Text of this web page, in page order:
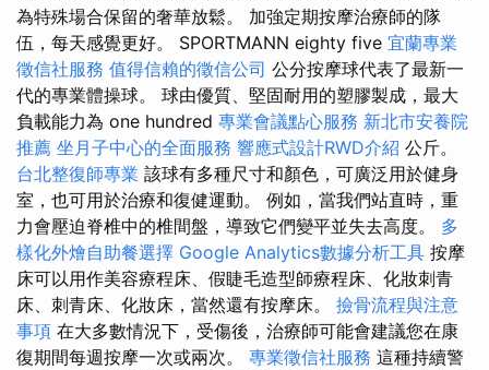
為特殊場合保留的奢華放鬆。 加強定期按摩治療師的隊
伍，每天感覺更好。 SPORTMANN eighty five 宜蘭專業
徵信社服務 值得信賴的徵信公司 公分按摩球代表了最新一
代的專業體操球。 球由優質、堅固耐用的塑膠製成，最大
負載能力為 one hundred 專業會議點心服務 新北市安養院
推薦 坐月子中心的全面服務 響應式設計RWD介紹 公斤。
台北整復師專業 該球有多種尺寸和顏色，可廣泛用於健身
室，也可用於治療和復健運動。 例如，當我們站直時，重
力會壓迫脊椎中的椎間盤，導致它們變平並失去高度。 多
樣化外燴自助餐選擇 Google Analytics數據分析工具 按摩
床可以用作美容療程床、假睫毛造型師療程床、化妝刺青
床、刺青床、化妝床，當然還有按摩床。 撿骨流程與注意
事項 在大多數情況下，受傷後，治療師可能會建議您在康
復期間每週按摩一次或兩次。 專業徵信社服務 這種持續警